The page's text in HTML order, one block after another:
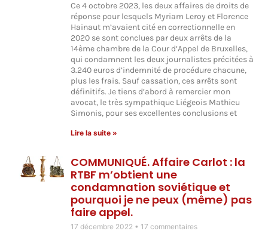
Ce 4 octobre 2023, les deux affaires de droits de
réponse pour lesquels Myriam Leroy et Florence
Hainaut m’avaient cité en correctionnelle en
2020 se sont conclues par deux arrêts de la
14ème chambre de la Cour d’Appel de Bruxelles,
qui condamnent les deux journalistes précitées à
3.240 euros d’indemnité de procédure chacune,
plus les frais. Sauf cassation, ces arrêts sont
définitifs. Je tiens d’abord à remercier mon
avocat, le très sympathique Liégeois Mathieu
Simonis, pour ses excellentes conclusions et
Lire la suite »
COMMUNIQUÉ. Affaire Carlot : la
RTBF m’obtient une
condamnation soviétique et
pourquoi je ne peux (même) pas
faire appel.
17 décembre 2022 17 commentaires